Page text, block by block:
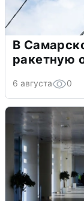
В
ракетную
6 августа 0